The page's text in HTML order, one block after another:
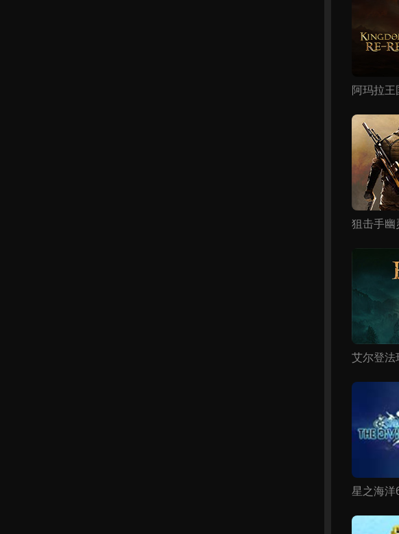
阿玛拉
狙击手幽
艾尔登法
星之海洋